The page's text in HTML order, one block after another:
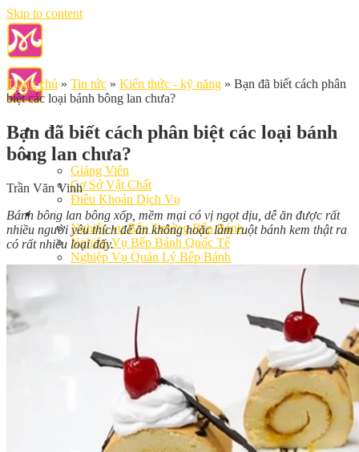
Skip to content
Giới Thiệu
Giảng Viên
Cơ Sở Vật Chất
Điều Khoản Dịch Vụ
Học Làm Bánh
Nghiệp vụ Bếp Trưởng Bếp Bánh
Nghiệp Vụ Bếp Bánh Quốc Tế
Nghiệp Vụ Quản Lý Bếp Bánh
Khóa Học Làm Bánh Nhật
Khóa Học Bánh Đài Loan
Học Làm Bánh Ngắn Hạn
Khóa Học Bánh Kinh Doanh
Khóa Học Handmade Mini Cake
Master Class
Lịch học – Lịch thi
Đăng Ký Học
Trang chủ » Tin tức » Kiến thức - kỹ năng » Bạn đã biết cách phân
biệt các loại bánh bông lan chưa?
Bạn đã biết cách phân biệt các loại bánh
bông lan chưa?
Trần Văn Vinh
Bánh bông lan bông xốp, mềm mại có vị ngọt dịu, dễ ăn được rất
nhiều người yêu thích để ăn không hoặc làm ruột bánh kem thật ra
có rất nhiều loại đấy.